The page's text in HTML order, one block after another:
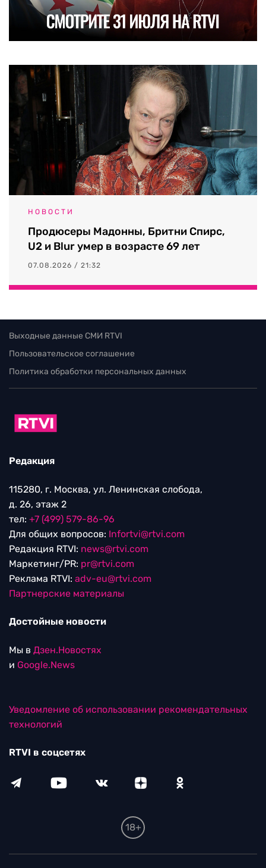
НОВОСТИ
Продюсеры Мадонны, Бритни Спирс,
U2 и Blur умер в возрасте 69 лет
07.08.2026 / 21:32
Выходные данные СМИ RTVI
Пользовательское соглашение
Политика обработки персональных данных
Редакция
115280, г. Москва, ул. Ленинская слобода,
д. 26, этаж 2
тел: +7 (499) 579-86-96
Для общих вопросов: Infortvi@rtvi.com
Редакция RTVI: news@rtvi.com
Маркетинг/PR: pr@rtvi.com
Реклама RTVI: adv-eu@rtvi.com
Партнерские материалы
Достойные новости
Мы в Дзен.Новостях
и Google.News
Уведомление об использовании рекомендательных
технологий
RTVI в соцсетях
18+